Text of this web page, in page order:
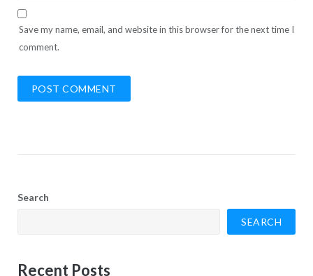
Save my name, email, and website in this browser for the next time I
comment.
Search
SEARCH
Recent Posts